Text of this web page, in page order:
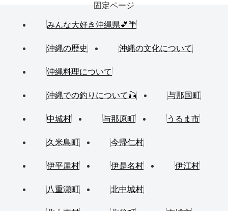
固定ページ
みんな大好き沖縄県💕🌴
沖縄の歴史 沖縄の文化について
沖縄料理について
沖縄での釣りについて🎣 与那国町
中城村 与那原町 うるま市
久米島町 今帰仁村
伊平屋村 伊是名村 伊江村
八重瀬町 北中城村